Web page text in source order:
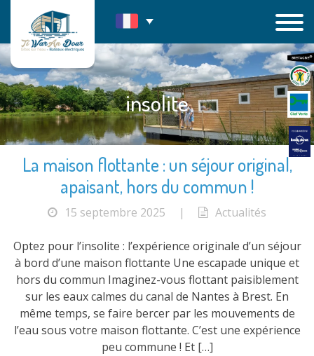
contenu
insolite
La maison flottante : un séjour original,
apaisant, hors du commun !
15 septembre 2025 | Actualités
Optez pour l’insolite : l’expérience originale d’un séjour
à bord d’une maison flottante Une escapade unique et
hors du commun Imaginez-vous flottant paisiblement
sur les eaux calmes du canal de Nantes à Brest. En
même temps, se faire bercer par les mouvements de
l’eau sous votre maison flottante. C’est une expérience
peu commune ! Et […]